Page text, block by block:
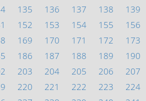
135 136 137 138
139
152 153 154 155
156
169 170 171 172
173
186 187 188 189
190
203 204 205 206
207
220 221 222 223
224